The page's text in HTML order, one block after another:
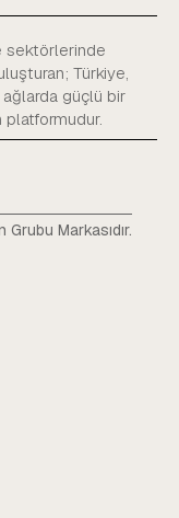
sektörlerinde
Türkiye,
güçlü bir
platformudur.
Grubu Markasıdır.